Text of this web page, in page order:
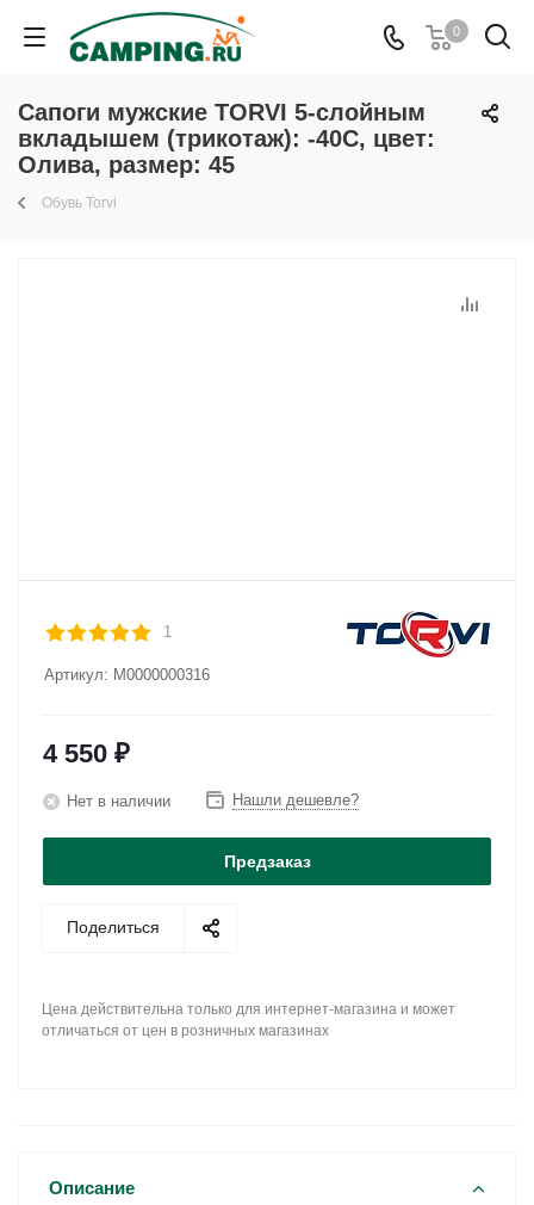
0
Сапоги мужские TORVI 5-слойным
вкладышем (трикотаж): -40С, цвет:
Олива, размер: 45
Обувь Torvi
1
Артикул: М0000000316
4 550 ₽
Нет в наличии Нашли дешевле?
Предзаказ
Поделиться
Цена действительна только для интернет-магазина и может
отличаться от цен в розничных магазинах
Описание